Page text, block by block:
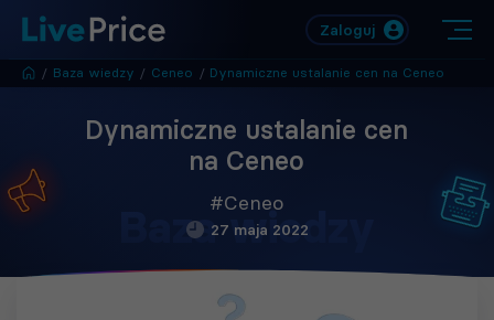
Zaloguj
/ Baza wiedzy / Ceneo / Dynamiczne ustalanie cen na Ceneo
Dynamiczne ustalanie cen
na Ceneo
#Ceneo
27 maja 2022
Baza wiedzy